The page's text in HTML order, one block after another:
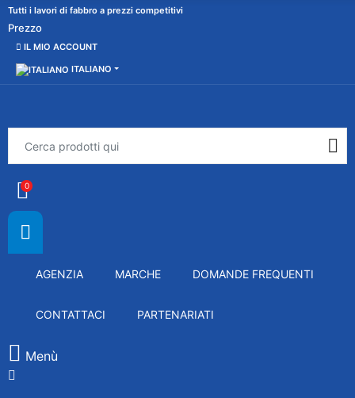
Tutti i lavori di fabbro a prezzi competitivi
Prezzo
IL MIO ACCOUNT
ITALIANO
0
AGENZIA MARCHE DOMANDE FREQUENTI
CONTATTACI PARTENARIATI
Menù